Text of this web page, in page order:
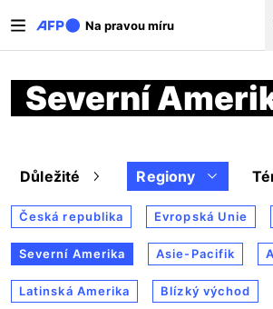
Na pravou míru
Severní
Důležité Regiony
Česká republika Evropská Unie
Severní Amerika Asie-Pacifik
Latinská Amerika Blízký východ